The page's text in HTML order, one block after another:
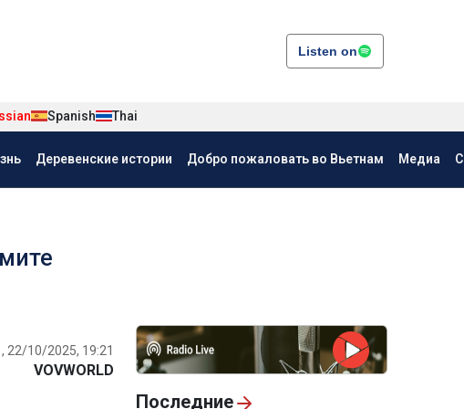
Listen on
Spanish Thai
Деревенские истории Добро пожаловать во Вьетнам Медиа
22/10/2025, 19:21
VOVWORLD
Последние